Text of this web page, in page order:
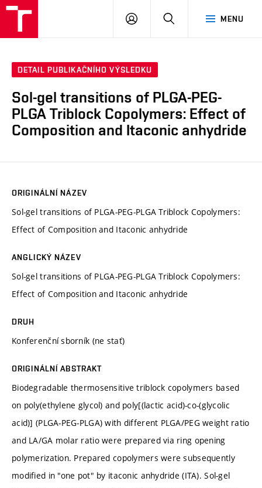
MENU
PŘIHLÁSIT
DETAIL PUBLIKAČNÍHO VÝSLEDKU
Sol-gel transitions of PLGA-PEG-
PLGA Triblock Copolymers: Effect of
Composition and Itaconic anhydride
ORIGINÁLNÍ NÁZEV
Sol-gel transitions of PLGA-PEG-PLGA Triblock Copolymers:
Effect of Composition and Itaconic anhydride
ANGLICKÝ NÁZEV
Sol-gel transitions of PLGA-PEG-PLGA Triblock Copolymers:
Effect of Composition and Itaconic anhydride
DRUH
Konferenční sborník (ne stať)
ORIGINÁLNÍ ABSTRAKT
Biodegradable thermosensitive triblock copolymers based
on poly(ethylene glycol) and poly[(lactic acid)-co-(glycolic
acid)] (PLGA-PEG-PLGA) with different PLGA/PEG weight ratio
and LA/GA molar ratio were prepared via ring opening
polymerization. Prepared copolymers were subsequently
modified in "one pot" by itaconic anhydride (ITA). Sol-gel